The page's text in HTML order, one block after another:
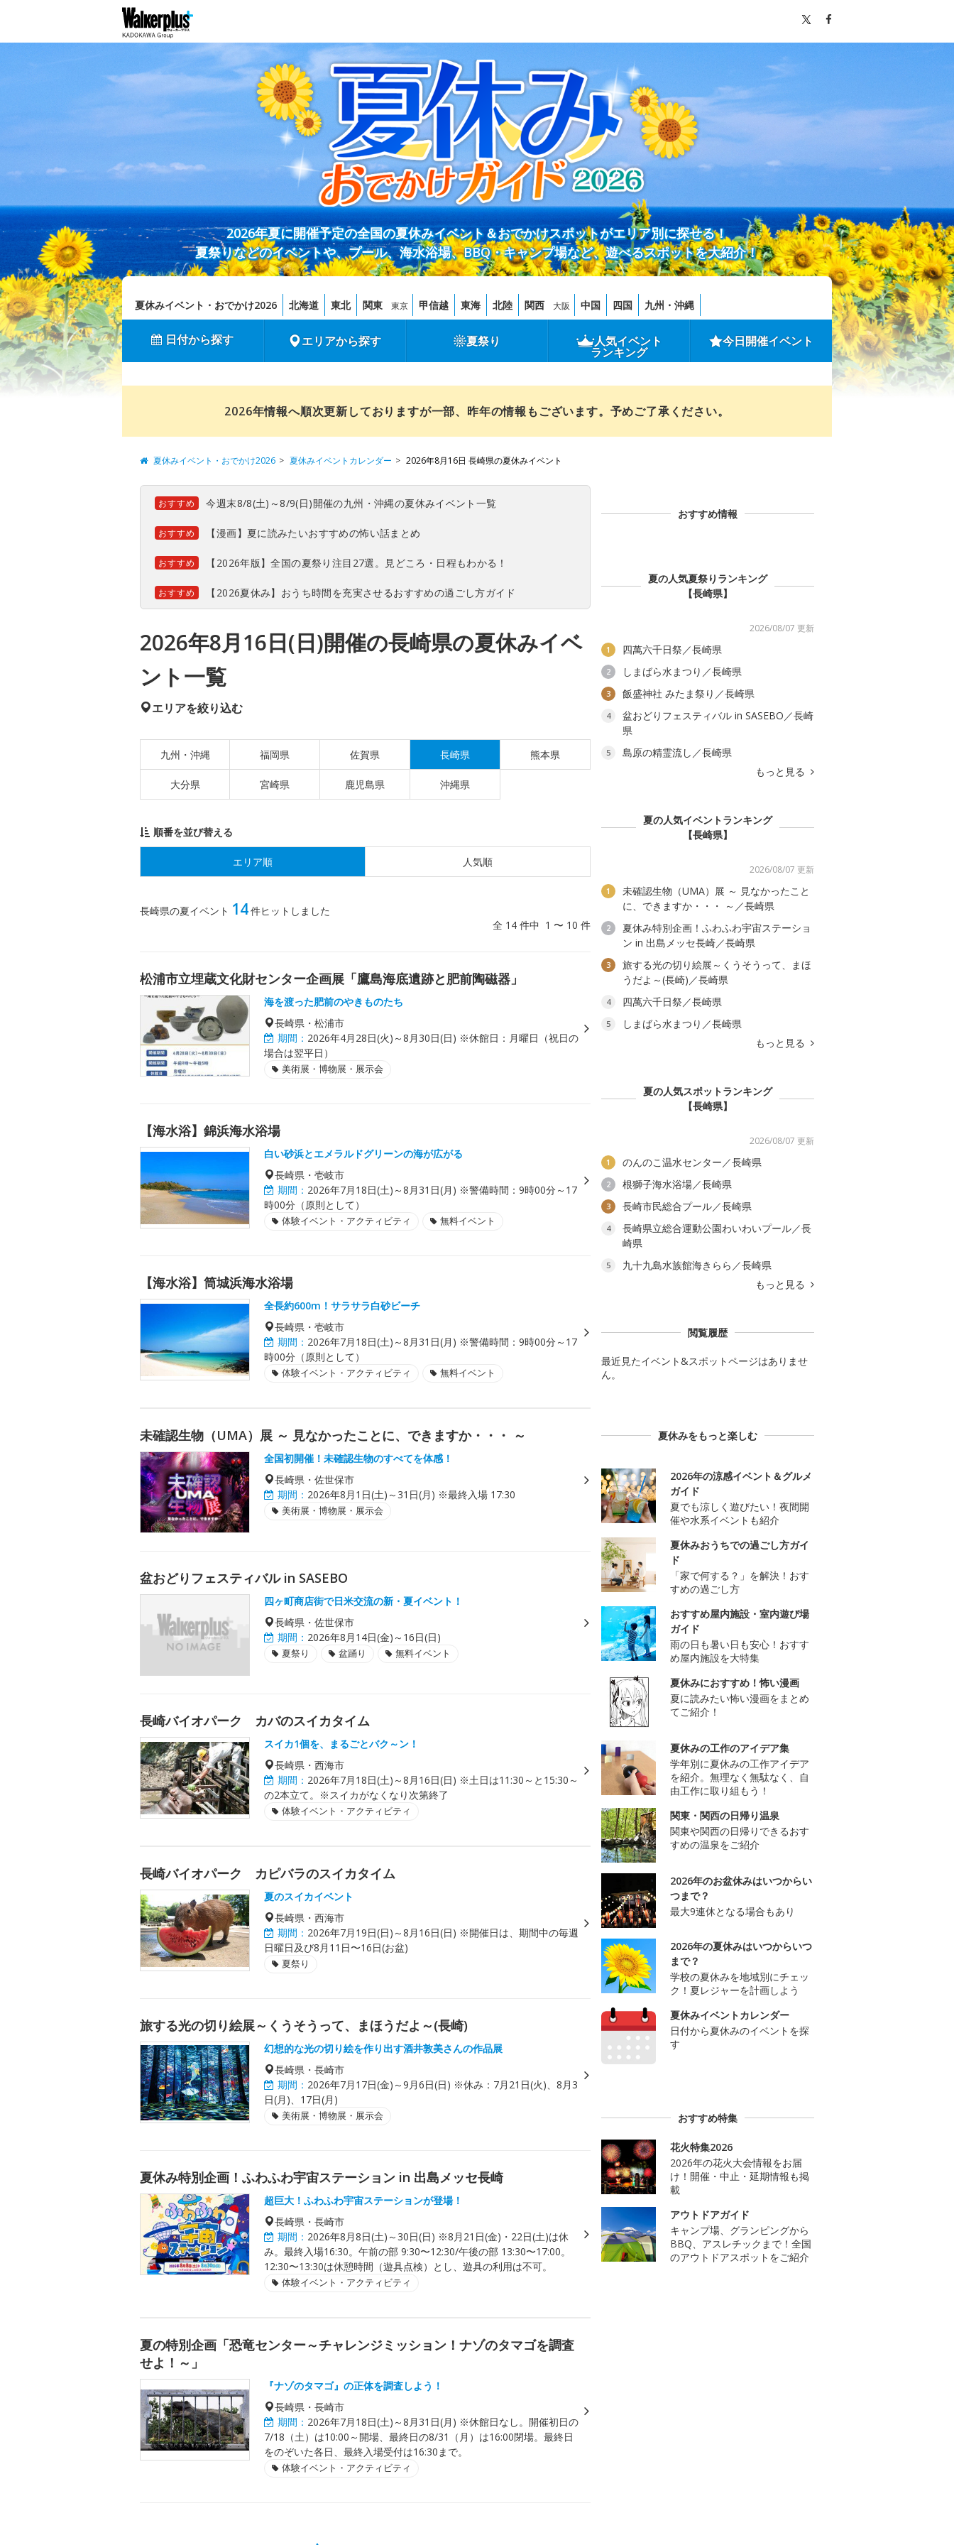
2026年夏に開催予定の全国の夏休みイベント＆おでかけスポットがエリア別に探せる！
夏祭りなどのイベントや、プール、海水浴場、BBQ・キャンプ場など、遊べるスポットを大紹介！
夏休みイベント・おでかけ2026 北海道 東北 関東 東京 甲信越 東海 北陸 関西 大阪 中国 四国 九州・沖縄
日付から探す エリアから探す 夏祭り 人気イベント
ランキング
今日開催イベント
2026年情報へ順次更新しておりますが一部、昨年の情報もございます。予めご了承ください。
夏休みイベント・おでかけ2026 夏休みイベントカレンダー 2026年8月16日 長崎県の夏休みイベント
おすすめ 今週末8/8(土)～8/9(日)開催の九州・沖縄の夏休みイベント一覧
おすすめ 【漫画】夏に読みたいおすすめの怖い話まとめ
おすすめ 【2026年版】全国の夏祭り注目27選。見どころ・日程もわかる！
おすすめ 【2026夏休み】おうち時間を充実させるおすすめの過ごし方ガイド
2026年8月16日(日)開催の長崎県の夏休みイベ
ント一覧
エリアを絞り込む
九州・沖縄 福岡県 佐賀県 長崎県 熊本県
大分県 宮崎県 鹿児島県 沖縄県
順番を並び替える
エリア順 人気順
長崎県の夏イベント 14件ヒットしました
全 14 件中 1 〜 10 件
松浦市立埋蔵文化財センター企画展「鷹島海底遺跡と肥前陶磁器」
海を渡った肥前のやきものたち
長崎県・松浦市
期間： 2026年4月28日(火)～8月30日(日) ※休館日：月曜日（祝日の
場合は翌平日）
美術展・博物展・展示会
【海水浴】錦浜海水浴場
白い砂浜とエメラルドグリーンの海が広がる
長崎県・壱岐市
期間： 2026年7月18日(土)～8月31日(月) ※警備時間：9時00分～17
時00分（原則として）
体験イベント・アクティビティ 無料イベント
【海水浴】筒城浜海水浴場
全長約600m！サラサラ白砂ビーチ
長崎県・壱岐市
期間： 2026年7月18日(土)～8月31日(月) ※警備時間：9時00分～17
時00分（原則として）
体験イベント・アクティビティ 無料イベント
未確認生物（UMA）展 ～ 見なかったことに、できますか・・・ ～
全国初開催！未確認生物のすべてを体感！
長崎県・佐世保市
期間： 2026年8月1日(土)～31日(月) ※最終入場 17:30
美術展・博物展・展示会
盆おどりフェスティバル in SASEBO
四ヶ町商店街で日米交流の新・夏イベント！
長崎県・佐世保市
期間： 2026年8月14日(金)～16日(日)
夏祭り 盆踊り 無料イベント
長崎バイオパーク カバのスイカタイム
スイカ1個を、まるごとバク～ン！
長崎県・西海市
期間： 2026年7月18日(土)～8月16日(日) ※土日は11:30～と15:30～
の2本立て。※スイカがなくなり次第終了
体験イベント・アクティビティ
長崎バイオパーク カピバラのスイカタイム
夏のスイカイベント
長崎県・西海市
期間： 2026年7月19日(日)～8月16日(日) ※開催日は、期間中の毎週
日曜日及び8月11日〜16日(お盆)
夏祭り
旅する光の切り絵展～くうそうって、まほうだよ～(長崎)
幻想的な光の切り絵を作り出す酒井敦美さんの作品展
長崎県・長崎市
期間： 2026年7月17日(金)～9月6日(日) ※休み：7月21日(火)、8月3
日(月)、17日(月)
美術展・博物展・展示会
夏休み特別企画！ふわふわ宇宙ステーション in 出島メッセ長崎
超巨大！ふわふわ宇宙ステーションが登場！
長崎県・長崎市
期間： 2026年8月8日(土)～30日(日) ※8月21日(金)・22日(土)は休
み。最終入場16:30。午前の部 9:30〜12:30/午後の部 13:30〜17:00。
12:30〜13:30は休憩時間（遊具点検）とし、遊具の利用は不可。
体験イベント・アクティビティ
夏の特別企画「恐竜センター～チャレンジミッション！ナゾのタマゴを調査
せよ！～」
『ナゾのタマゴ』の正体を調査しよう！
長崎県・長崎市
期間： 2026年7月18日(土)～8月31日(月) ※休館日なし。開催初日の
7/18（土）は10:00～開場、最終日の8/31（月）は16:00閉場。最終日
をのぞいた各日、最終入場受付は16:30まで。
体験イベント・アクティビティ
おすすめ情報
夏の人気夏祭りランキング
【長崎県】
2026/08/07 更新
1 四萬六千日祭／長崎県
2 しまばら水まつり／長崎県
3 飯盛神社 みたま祭り／長崎県
4
盆おどりフェスティバル in SASEBO／長崎
県
5
島原の精霊流し／長崎県
もっと見る
夏の人気イベントランキング
【長崎県】
2026/08/07 更新
1
未確認生物（UMA）展 ～ 見なかったこと
に、できますか・・・ ～／長崎県
2
夏休み特別企画！ふわふわ宇宙ステーショ
ン in 出島メッセ長崎／長崎県
3
旅する光の切り絵展～くうそうって、まほ
うだよ～(長崎)／長崎県
4 四萬六千日祭／長崎県
5
しまばら水まつり／長崎県
もっと見る
夏の人気スポットランキング
【長崎県】
2026/08/07 更新
1 のんのこ温水センター／長崎県
2 根獅子海水浴場／長崎県
3 長崎市民総合プール／長崎県
4
長崎県立総合運動公園わいわいプール／長
崎県
5
九十九島水族館海きらら／長崎県
もっと見る
閲覧履歴
最近見たイベント&スポットページはありませ
ん。
夏休みをもっと楽しむ
2026年の涼感イベント＆グルメ
ガイド
夏でも涼しく遊びたい！夜間開
催や水系イベントも紹介
夏休みおうちでの過ごし方ガイ
ド
「家で何する？」を解決！おす
すめの過ごし方
おすすめ屋内施設・室内遊び場
ガイド
雨の日も暑い日も安心！おすす
め屋内施設を大特集
夏休みにおすすめ！怖い漫画
夏に読みたい怖い漫画をまとめ
てご紹介！
夏休みの工作のアイデア集
学年別に夏休みの工作アイデア
を紹介。無理なく無駄なく、自
由工作に取り組もう！
関東・関西の日帰り温泉
関東や関西の日帰りできるおす
すめの温泉をご紹介
2026年のお盆休みはいつからい
つまで？
最大9連休となる場合もあり
2026年の夏休みはいつからいつ
まで？
学校の夏休みを地域別にチェッ
ク！夏レジャーを計画しよう
夏休みイベントカレンダー
日付から夏休みのイベントを探
す
おすすめ特集
花火特集2026
2026年の花火大会情報をお届
け！開催・中止・延期情報も掲
載
アウトドアガイド
キャンプ場、グランピングから
BBQ、アスレチックまで！全国
のアウトドアスポットをご紹介